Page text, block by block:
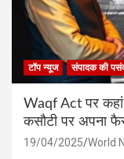
टॉप न्यूज संपादक की
Waqf Act पर कहां
कसौटी पर अपना
19/04/2025 World